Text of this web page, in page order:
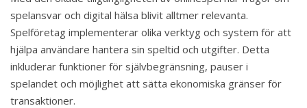
spelansvar och digital hälsa blivit alltmer relevanta.
Spelföretag implementerar olika verktyg och system för att
hjälpa användare hantera sin speltid och utgifter. Detta
inkluderar funktioner för självbegränsning, pauser i
spelandet och möjlighet att sätta ekonomiska gränser för
transaktioner.